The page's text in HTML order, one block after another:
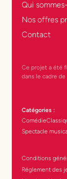
Qui
Nos offres
Contact
Ce projet a été
dans le cadre
Catégories :
Comédie
Spectacle
Conditions
Réglement des